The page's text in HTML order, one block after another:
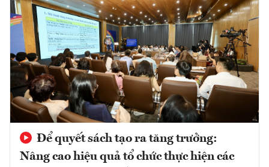
Để quyết sách tạo ra tăng trưởng:
Nâng cao hiệu quả tổ chức thực hiện các